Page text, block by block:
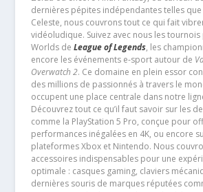
dernières pépites indépendantes telles
Celeste, nous couvrons tout ce qui fait
vidéoludique. Suivez avec nous les
Worlds de League of Legends, les
encore les événements e-sport autour de
Overwatch 2. Ce domaine en plein essor
des millions de passionnés à travers le
occupent une place centrale dans notre
Découvrez tout ce qu’il faut savoir sur les
comme la PlayStation 5 Pro, conçue pour
performances inégalées en 4K, ou encore
plateformes Xbox et Nintendo. Nous
accessoires indispensables pour une
optimale : casques gaming, claviers
dernières souris de marques réputées